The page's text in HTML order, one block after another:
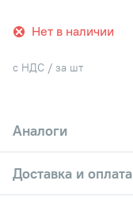
Нет в наличии
с НДС / за шт
Аналоги
Доставка и оплата